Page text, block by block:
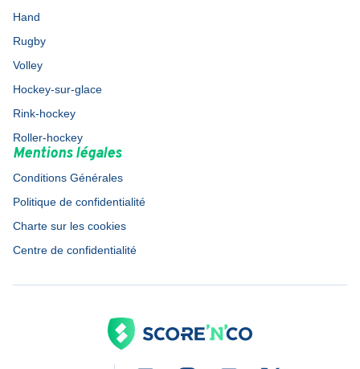
Hand
Rugby
Volley
Hockey-sur-glace
Rink-hockey
Roller-hockey
Mentions légales
Conditions Générales
Politique de confidentialité
Charte sur les cookies
Centre de confidentialité